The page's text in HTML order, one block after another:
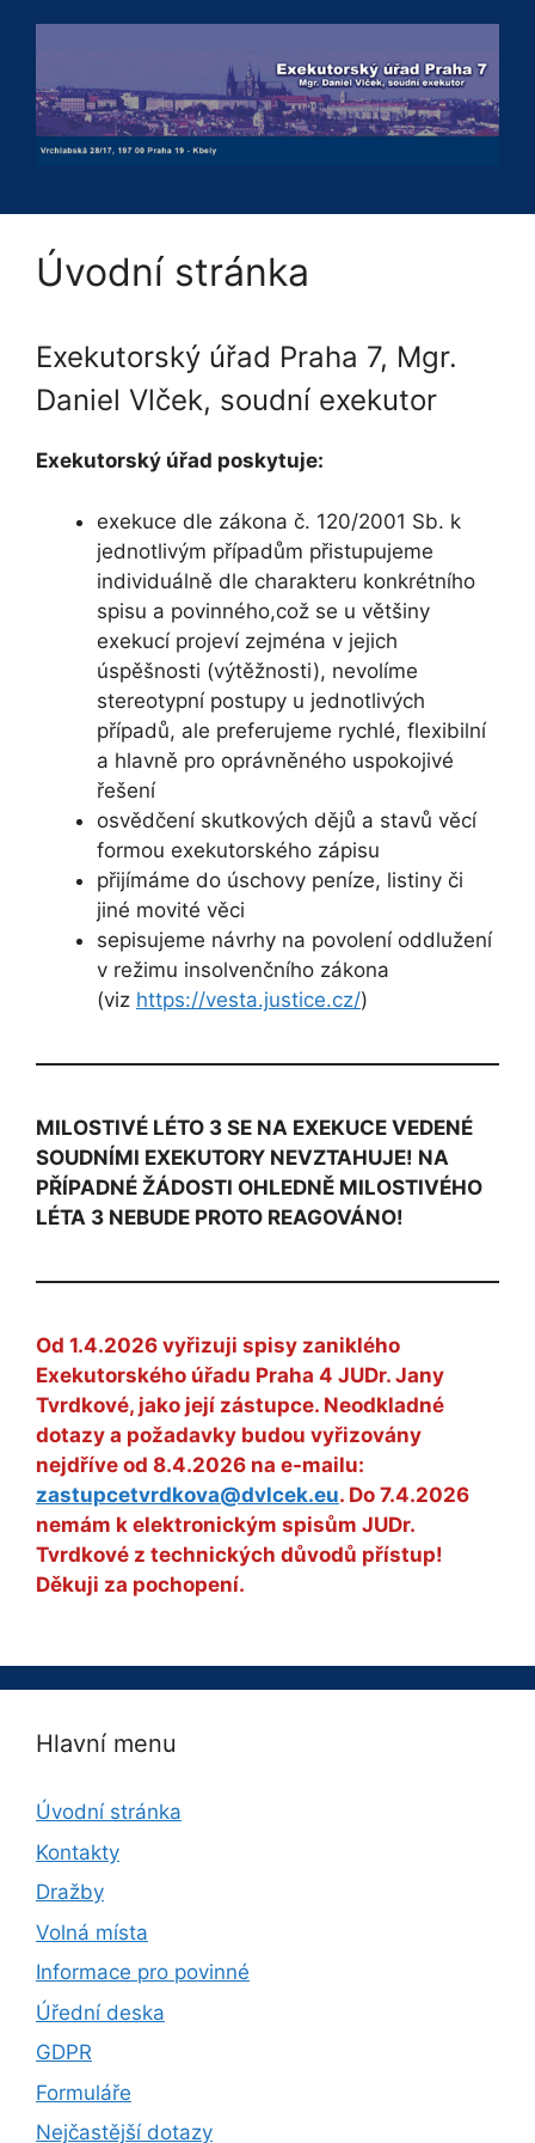
Úvodní stránka
Exekutorský úřad Praha 7, Mgr.
Daniel Vlček, soudní exekutor
Exekutorský úřad poskytuje:
exekuce dle zákona č. 120/2001 Sb. k
jednotlivým případům přistupujeme
individuálně dle charakteru konkrétního
spisu a povinného,což se u většiny
exekucí projeví zejména v jejich
úspěšnosti (výtěžnosti), nevolíme
stereotypní postupy u jednotlivých
případů, ale preferujeme rychlé, flexibilní
a hlavně pro oprávněného uspokojivé
řešení
osvědčení skutkových dějů a stavů věcí
formou exekutorského zápisu
přijímáme do úschovy peníze, listiny či
jiné movité věci
sepisujeme návrhy na povolení oddlužení
v režimu insolvenčního zákona
(viz https://vesta.justice.cz/)
MILOSTIVÉ LÉTO 3 SE NA EXEKUCE VEDENÉ
SOUDNÍMI EXEKUTORY NEVZTAHUJE! NA
PŘÍPADNÉ ŽÁDOSTI OHLEDNĚ MILOSTIVÉHO
LÉTA 3 NEBUDE PROTO REAGOVÁNO!
Od 1.4.2026 vyřizuji spisy zaniklého
Exekutorského úřadu Praha 4 JUDr. Jany
Tvrdkové, jako její zástupce. Neodkladné
dotazy a požadavky budou vyřizovány
nejdříve od 8.4.2026 na e-mailu:
zastupcetvrdkova@dvlcek.eu. Do 7.4.2026
nemám k elektronickým spisům JUDr.
Tvrdkové z technických důvodů přístup!
Děkuji za pochopení.
Hlavní menu
Úvodní stránka
Kontakty
Dražby
Volná místa
Informace pro povinné
Úřední deska
GDPR
Formuláře
Nejčastější dotazy